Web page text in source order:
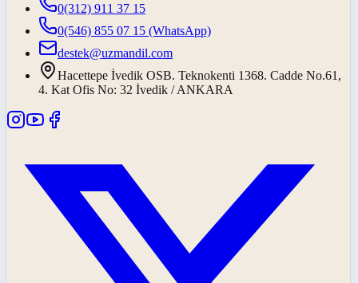
0(312) 911 37 15
0(546) 855 07 15 (WhatsApp)
destek@uzmandil.com
Hacettepe İvedik OSB. Teknokenti 1368. Cadde No.61,
4. Kat Ofis No: 32 İvedik / ANKARA